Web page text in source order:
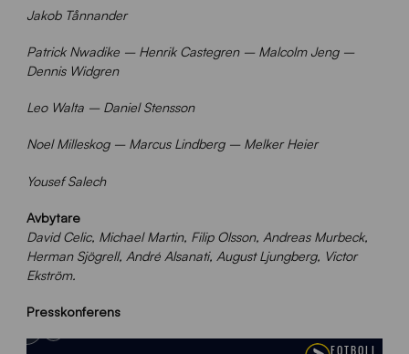
Jakob Tånnander
Patrick Nwadike – Henrik Castegren – Malcolm Jeng –
Dennis Widgren
Leo Walta – Daniel Stensson
Noel Milleskog – Marcus Lindberg – Melker Heier
Yousef Salech
Avbytare
David Celic, Michael Martin, Filip Olsson, Andreas Murbeck,
Herman Sjögrell, André Alsanati, August Ljungberg, Victor
Ekström.
Presskonferens